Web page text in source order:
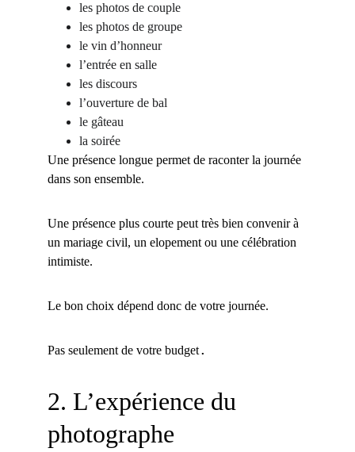
les photos de couple
les photos de groupe
le vin d’honneur
l’entrée en salle
les discours
l’ouverture de bal
le gâteau
la soirée
Une présence longue permet de raconter la journée
dans son ensemble.
Une présence plus courte peut très bien convenir à
un mariage civil, un elopement ou une célébration
intimiste.
Le bon choix dépend donc de votre journée.
Pas seulement de votre budget.
2. L’expérience du
photographe